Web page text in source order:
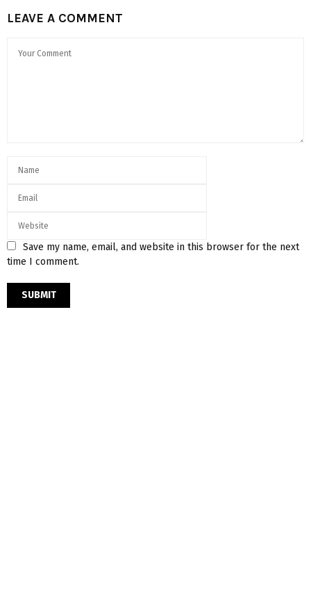
LEAVE A COMMENT
Save my name, email, and website in this browser for the next
time I comment.